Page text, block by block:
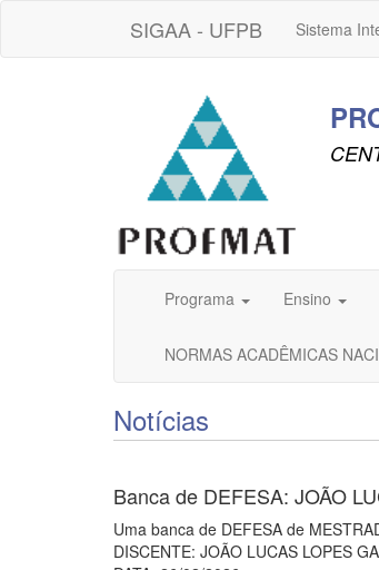
SIGAA - UFPB Sistema
Programa Ensino
NORMAS ACADÊMICAS
Notícias
Banca de DEFESA: JOÃO
Uma banca de DEFESA de
DISCENTE: JOÃO LUCAS LOPES